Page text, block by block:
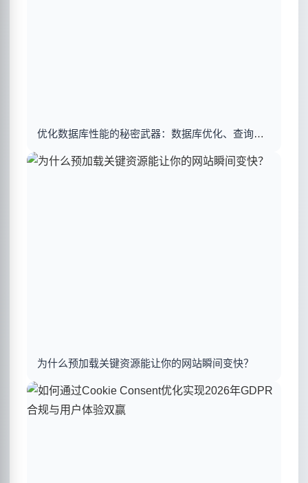
优化数据库性能的秘密武器：数据库优化、查询优化与索引建立揭秘
为什么预加载关键资源能让你的网站瞬间变快？